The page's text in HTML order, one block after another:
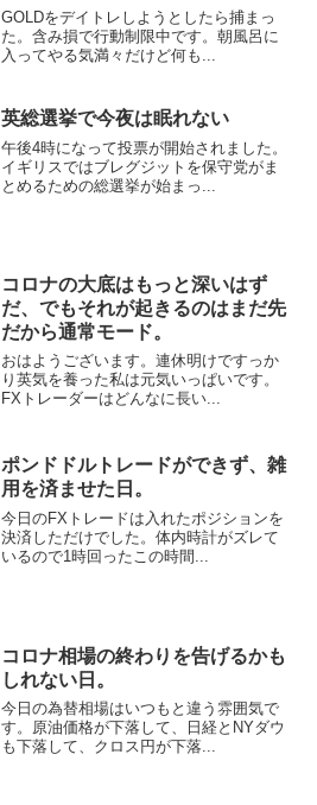
GOLDをデイトレしようとしたら捕まっ
た。含み損で行動制限中です。朝風呂に
入ってやる気満々だけど何も...
英総選挙で今夜は眠れない
午後4時になって投票が開始されました。
イギリスではブレグジットを保守党がま
とめるための総選挙が始まっ...
コロナの大底はもっと深いはず
だ、でもそれが起きるのはまだ先
だから通常モード。
おはようございます。連休明けですっか
り英気を養った私は元気いっぱいです。
FXトレーダーはどんなに長い...
ポンドドルトレードができず、雑
用を済ませた日。
今日のFXトレードは入れたポジションを
決済しただけでした。体内時計がズレて
いるので1時回ったこの時間...
コロナ相場の終わりを告げるかも
しれない日。
今日の為替相場はいつもと違う雰囲気で
す。原油価格が下落して、日経とNYダウ
も下落して、クロス円が下落...